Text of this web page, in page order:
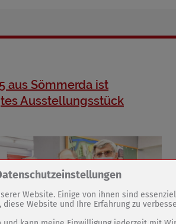
aus Sömmerda ist
Ausstellungsstück
Seite notwendige Cookies / Drittanbieter:
Website (Wenko-Wenselaar GmbH & Co. KG)
Website. Einige von ihnen sind
Website und Ihre Erfahrung zu